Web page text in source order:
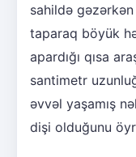
sahildə
taparaq böyük
apardığı qısa
santimetr
əvvəl yaşamış
dişi olduğunu